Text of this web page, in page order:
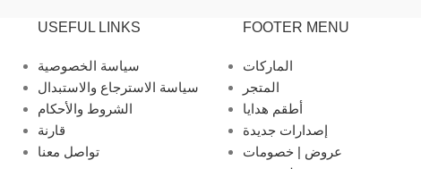
USEFUL LINKS
سياسة الخصوصية
سياسة الاسترجاع والاستبدال
الشروط والأحكام
قارنة
تواصل معنا
FOOTER MENU
الماركات
المتجر
أطقم هدايا
إصدارات جديدة
عروض | خصومات